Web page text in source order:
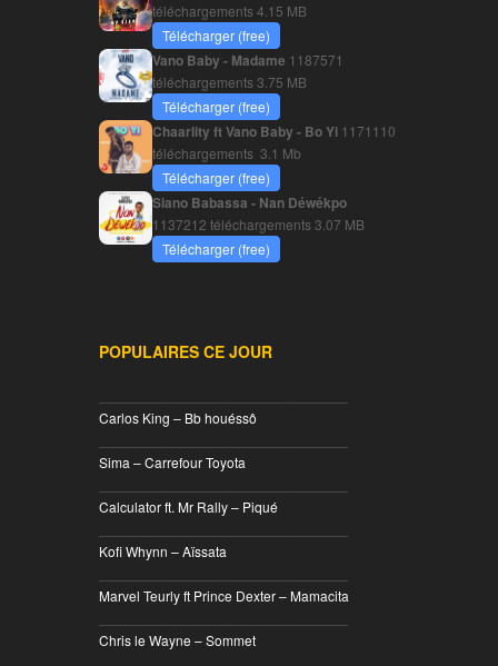
téléchargements4.15 MB
Télécharger (free)
Vano Baby - Madame 1187571
téléchargements3.75 MB
Télécharger (free)
Chaarlity ft Vano Baby - Bo Yi 1171110
téléchargements 3.1 Mb
Télécharger (free)
Siano Babassa - Nan Déwékpo
1137212 téléchargements3.07 MB
Télécharger (free)
POPULAIRES CE JOUR
Carlos King – Bb houéssô
Sima – Carrefour Toyota
Calculator ft. Mr Rally – Piqué
Kofi Whynn – Aïssata
Marvel Teurly ft Prince Dexter – Mamacita
Chris le Wayne – Sommet